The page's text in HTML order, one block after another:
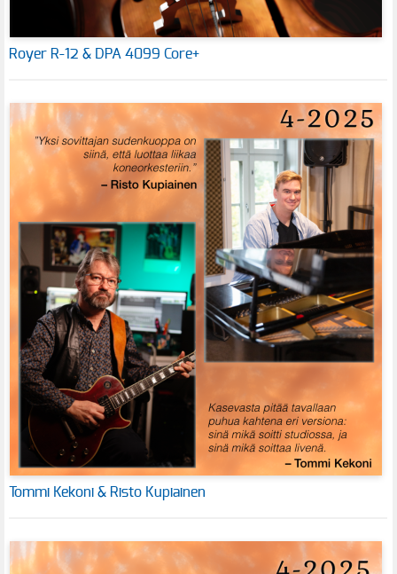
Royer R-12 & DPA 4099 Core+
Tommi Kekoni & Risto Kupiainen